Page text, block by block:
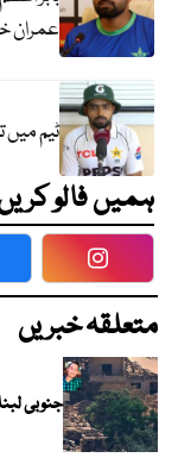
عمران
ٹیم میں
ہمیں فالو
متعلقہ خبریں
جنوبی لبنان میں